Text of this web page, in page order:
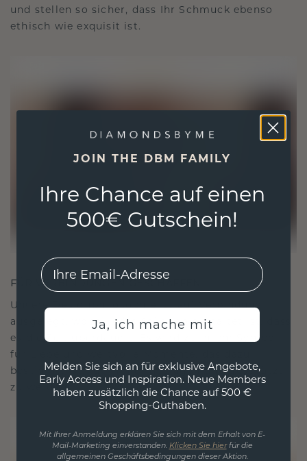
und stellen so sicher, dass Ihr Schmuck ebenso
ethisch wie exquisit ist.
FÜR VERBINDUNGEN GESCHAFFEN
Unsere Designphilosophie ist auf Verbindung
ausgelegt, wobei jedes Stück so gestaltet ist, dass
es die Zeit überdauert. Es wird zu Ihrem Symbol
für Liebe und wertvolle Momente, das dazu
bestimmt ist, für immer getragen und geschätzt
zu werden.
JOIN THE DBM FAMILY
Ihre Chance auf einen
500€ Gutschein!
EMail
Ja, ich mache mit
Melden Sie sich an für exklusive Angebote,
Early Access und Inspiration. Neue Members
haben zusätzlich die Chance auf 500 €
Shopping-Guthaben.
Mit Ihrer Anmeldung erklären Sie sich mit dem Erhalt von E-
Mail-Marketing einverstanden. Klicken Sie hierfür die
allgemeinen Geschäftsbedingungen dieser Aktion.